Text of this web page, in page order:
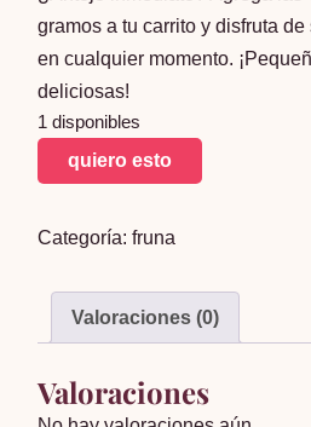
gramos a tu carrito y disfruta
en cualquier momento.
deliciosas!
1 disponibles
Gomitas
Cola
gramos
quiero esto
Categoría:fruna
Valoraciones (0)
Valoraciones